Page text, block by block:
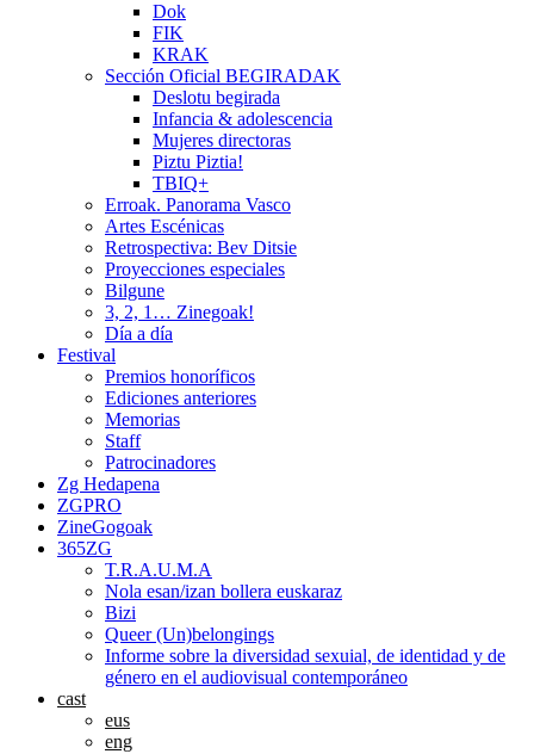
Dok
FIK
KRAK
Sección Oficial BEGIRADAK
Deslotu begirada
Infancia & adolescencia
Mujeres directoras
Piztu Piztia!
TBIQ+
Erroak. Panorama Vasco
Artes Escénicas
Retrospectiva: Bev Ditsie
Proyecciones especiales
Bilgune
3, 2, 1… Zinegoak!
Día a día
Festival
Premios honoríficos
Ediciones anteriores
Memorias
Staff
Patrocinadores
Zg Hedapena
ZGPRO
ZineGogoak
365ZG
T.R.A.U.M.A
Nola esan/izan bollera euskaraz
Bizi
Queer (Un)belongings
Informe sobre la diversidad sexuial, de identidad y de
género en el audiovisual contemporáneo
cast
eus
eng